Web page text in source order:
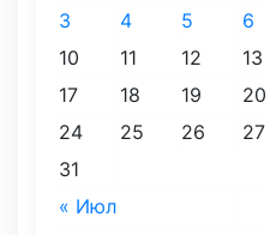
« Июл
3
4 5 6
10
11 12 13
17
18 19 20
24
25 26 27
31